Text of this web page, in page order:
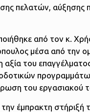
πελατών, αύξησης
από τον κ.
μέσα από την
του
του εργασιακού
έμπρακτη